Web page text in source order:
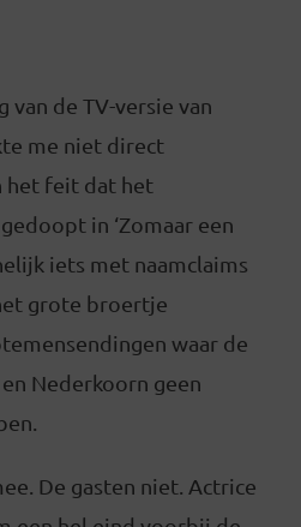
van de TV-versie van
me niet direct
het feit dat het
in ‘Zomaar een
iets met naamclaims
grote broertje
waar de
Nederkoorn geen
De gasten niet. Actrice